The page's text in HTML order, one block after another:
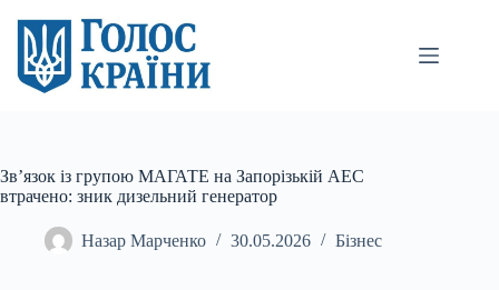
вмісту
Зв’язок із групою МАГАТЕ на Запорізькій АЕС
втрачено: зник дизельний генератор
Назар Марченко 30.05.2026 Бізнес